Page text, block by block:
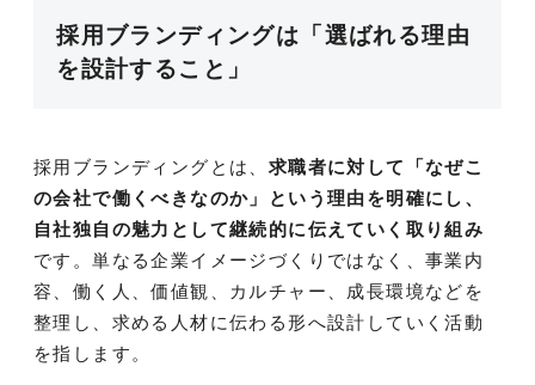
採用ブランディングは「選ばれる理由
を設計すること」
採用ブランディングとは、 求職者に対して「なぜこ
の会社で働くべきなのか」という理由を明確にし、
自社独自の魅力として継続的に伝えていく取り組み
です。単なる企業イメージづくりではなく、事業内
容、働く人、価値観、カルチャー、成長環境などを
整理し、求める人材に伝わる形へ設計していく活動
を指します。